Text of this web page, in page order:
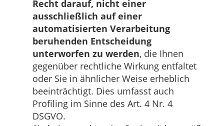
Recht darauf, nicht einer
ausschließlich auf einer
automatisierten Verarbeitung
beruhenden Entscheidung
unterworfen zu werden, die Ihnen
gegenüber rechtliche Wirkung entfaltet
oder Sie in ähnlicher Weise erheblich
beeinträchtigt. Dies umfasst auch
Profiling im Sinne des Art. 4 Nr. 4
DSGVO.